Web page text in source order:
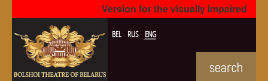
Version for the visually impaired
BEL RUS ENG